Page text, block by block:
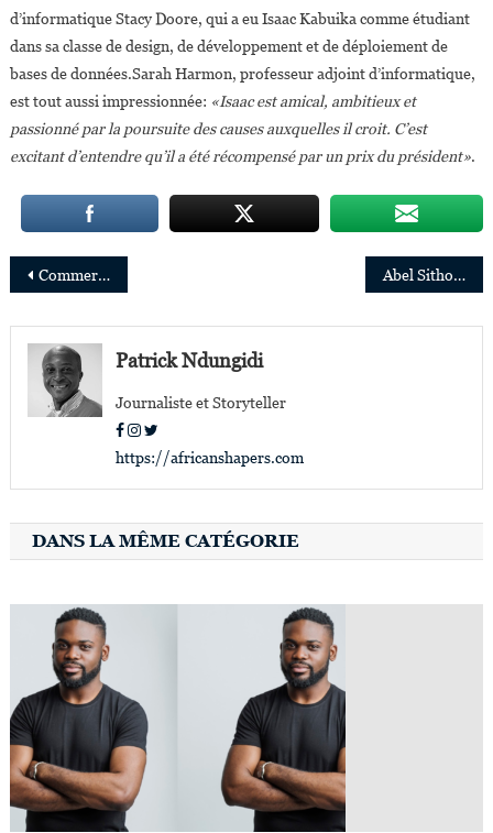
d’informatique Stacy Doore, qui a eu Isaac Kabuika comme étudiant
dans sa classe de design, de développement et de déploiement de
bases de données.Sarah Harmon, professeur adjoint d’informatique,
est tout aussi impressionnée: «Isaac est amical, ambitieux et
passionné par la poursuite des causes auxquelles il croit. C’est
excitant d’entendre qu’il a été récompensé par un prix du président».
Navigation
de
l’article
Commerce USA-Afrique:Hausse des exportations et des importations américaines en Afrique subsaharienne Abel Sithole nommé à la tête du plus grand gestionnaire d’actifs en Afrique
Patrick Ndungidi
Journaliste et Storyteller
https://africanshapers.com
DANS LA MÊME CATÉGORIE